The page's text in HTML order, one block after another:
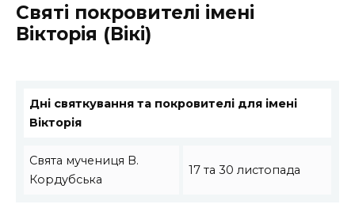
Святі покровителі імені
Вікторія (Вікі)
Дні святкування та покровителі для імені
Вікторія
Свята мучениця В.
Кордубська
17 та 30 листопада